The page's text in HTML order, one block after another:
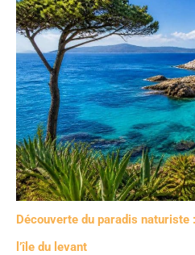
Découverte du paradis naturiste
l’île du levant